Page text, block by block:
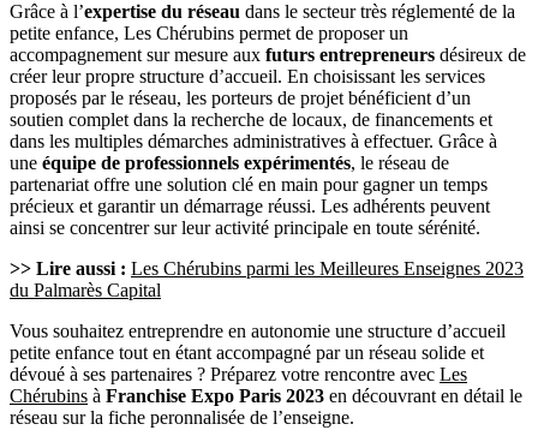
Grâce à l’expertise du réseau dans le secteur très réglementé de la
petite enfance, Les Chérubins permet de proposer un
accompagnement sur mesure aux futurs entrepreneurs désireux de
créer leur propre structure d’accueil. En choisissant les services
proposés par le réseau, les porteurs de projet bénéficient d’un
soutien complet dans la recherche de locaux, de financements et
dans les multiples démarches administratives à effectuer. Grâce à
une équipe de professionnels expérimentés, le réseau de
partenariat offre une solution clé en main pour gagner un temps
précieux et garantir un démarrage réussi. Les adhérents peuvent
ainsi se concentrer sur leur activité principale en toute sérénité.
>> Lire aussi : Les Chérubins parmi les Meilleures Enseignes 2023
du Palmarès Capital
Vous souhaitez entreprendre en autonomie une structure d’accueil
petite enfance tout en étant accompagné par un réseau solide et
dévoué à ses partenaires ? Préparez votre rencontre avec Les
Chérubins à Franchise Expo Paris 2023 en découvrant en détail le
réseau sur la fiche peronnalisée de l’enseigne.